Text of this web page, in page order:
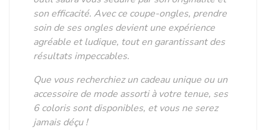
son efficacité. Avec ce coupe-ongles, prendre
soin de ses ongles devient une expérience
agréable et ludique, tout en garantissant des
résultats impeccables.
Que vous recherchiez un cadeau unique ou un
accessoire de mode assorti à votre tenue, ses
6 coloris sont disponibles, et vous ne serez
jamais déçu !